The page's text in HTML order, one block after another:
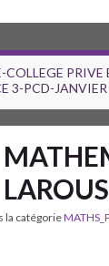
COLLEGE PRIVE
3-PCD-
la catégorie